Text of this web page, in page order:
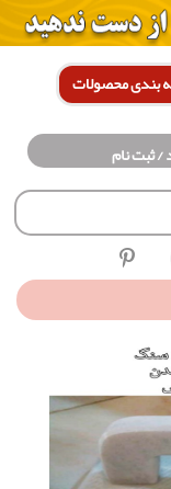
بندی محصولات
/ ثبت نام